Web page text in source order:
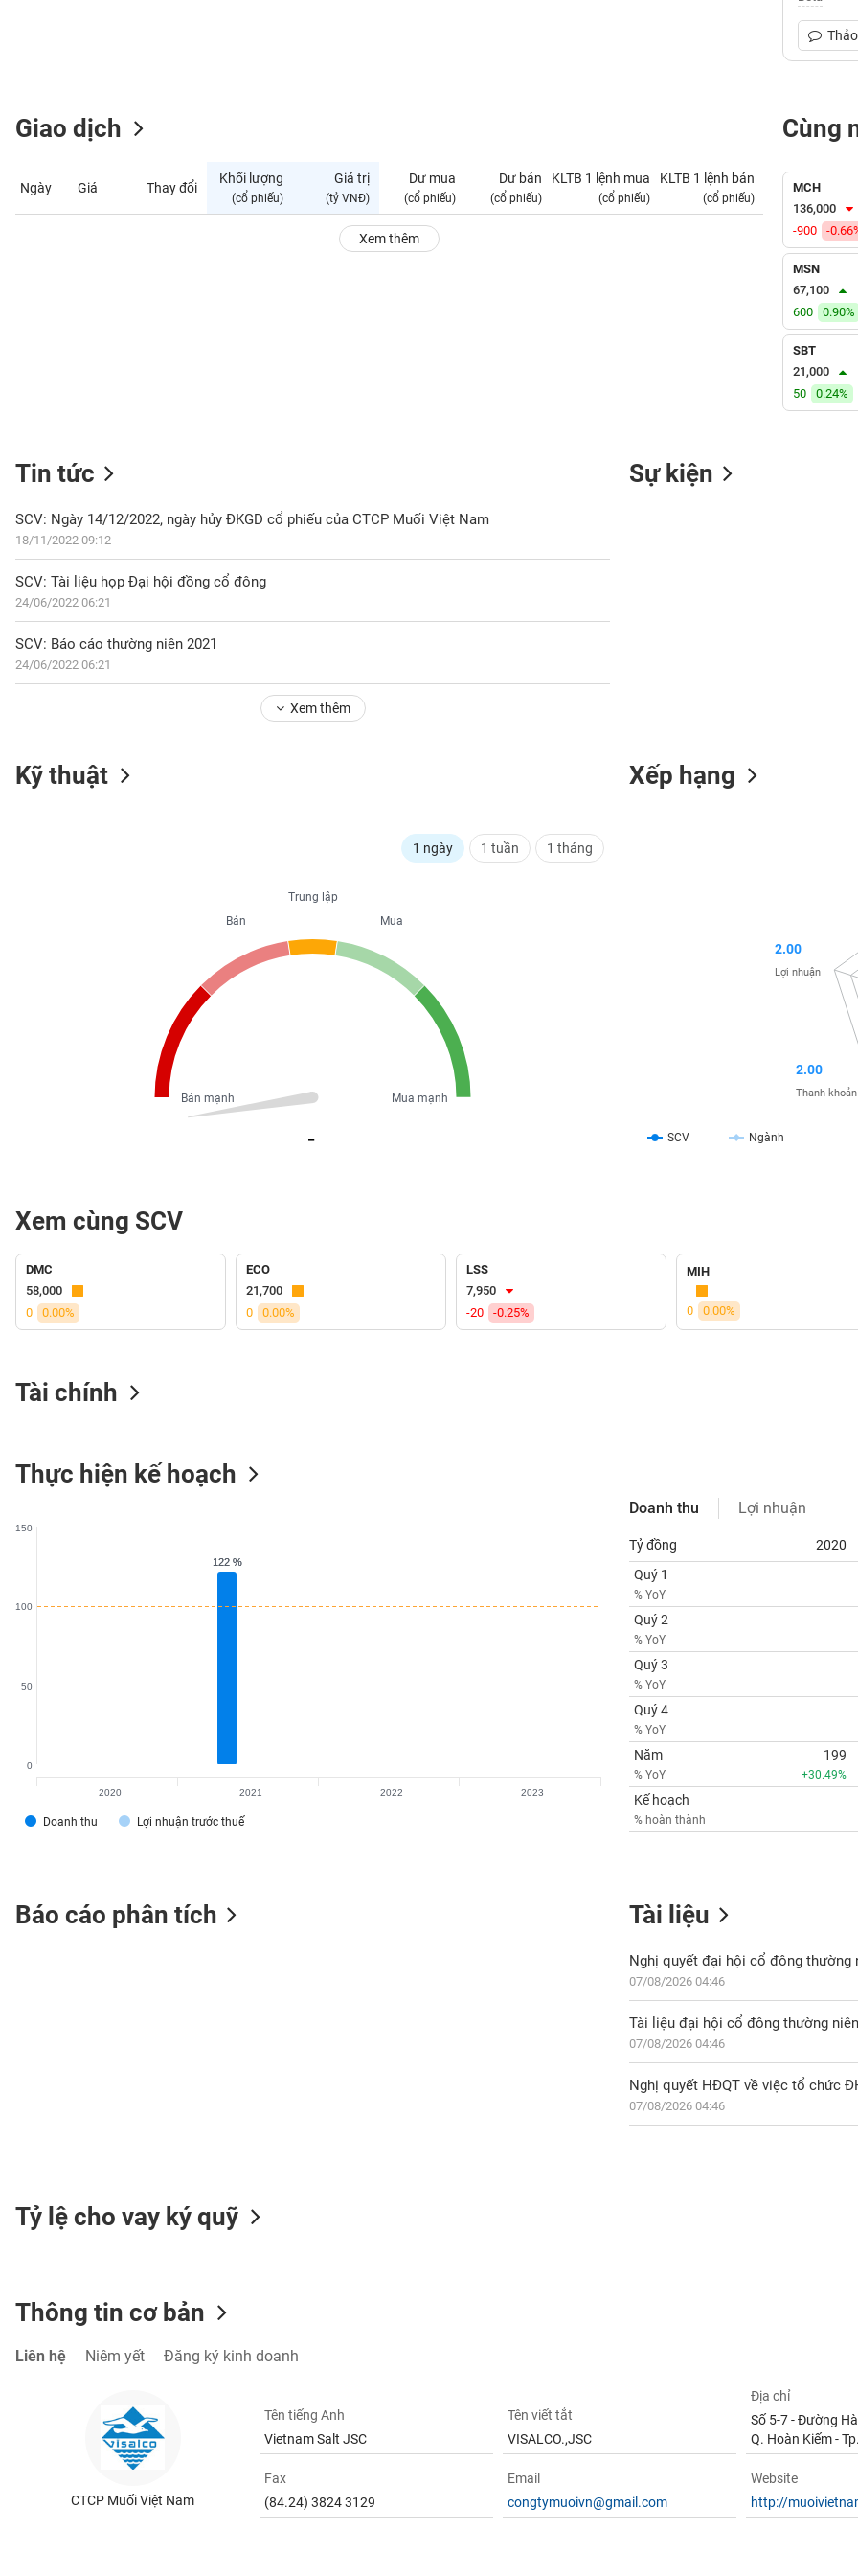
Giao dịch
Ngày Giá Thay đổi
Khối lượng
(cổ phiếu)
Giá trị
(tỷ VNĐ)
Dư mua
(cổ phiếu)
Dư bán
(cổ phiếu)
KLTB 1 lệnh mua
(cổ phiếu)
KLTB 1 lệnh bán
(cổ phiếu)
Xem thêm
Cùng
MCH
136,000
-900
-
MSN
67,100
600
0.90%
SBT
21,000
50
0.24%
Tin tức
SCV: Ngày 14/12/2022, ngày hủy ĐKGD cổ phiếu của CTCP Muối Việt Nam
18/11/2022 09:12
SCV: Tài liệu họp Đại hội đồng cổ đông
24/06/2022 06:21
SCV: Báo cáo thường niên 2021
24/06/2022 06:21
Xem thêm
Sự kiện
Kỹ thuật
1 ngày 1 tuần 1 tháng
Trung lập
Mua
Mua mạnh
Bán
Bán mạnh
Xếp hạng
SCV Ngành
2.00
Thanh khoản
2.00
Lợi nhuận
Xem cùng SCV
DMC
58,000
0
0.00%
ECO
21,700
0
0.00%
LSS
7,950
-20
-0.25%
MIH
0 0.00%
Tài chính
Thực hiện kế hoạch
122 %
122 %
Doanh thu Lợi nhuận trước thuế
0
50
100
150
2020 2021 2022 2023
Doanh thu Lợi nhuận
Tỷ đồng
2020
Quý 1
% YoY
Quý 2
% YoY
Quý 3
% YoY
Quý 4
% YoY
Năm
% YoY
199
+30.49%
Kế hoạch
% hoàn thành
Báo cáo phân tích Tài liệu
Nghị quyết đại hội cổ đông thường
07/08/2026 04:46
Tài liệu đại hội cổ đông thường
07/08/2026 04:46
Nghị quyết HĐQT về việc tổ chức
07/08/2026 04:46
Tỷ lệ cho vay ký quỹ
Thông tin cơ bản
Liên hệ Niêm yết Đăng ký kinh doanh
CTCP Muối Việt Nam
Tên tiếng Anh
Vietnam Salt JSC
Tên viết tắt
VISALCO.,JSC
Địa chỉ
Số 5-7 - Đường
Q. Hoàn Kiếm -
Fax
(84.24) 3824 3129
Email
congtymuoivn@gmail.com
Website
http://
CÁ
NHÂN
DOANH
NGHIỆP
CỔ
SINH
Ngành
(-)
VS-
SECTOR
DÙNG
KHỎE
CHÍNH